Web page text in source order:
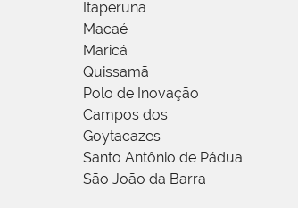
Itaperuna
Macaé
Maricá
Quissamã
Polo de Inovação
Campos dos
Goytacazes
Santo Antônio de Pádua
São João da Barra